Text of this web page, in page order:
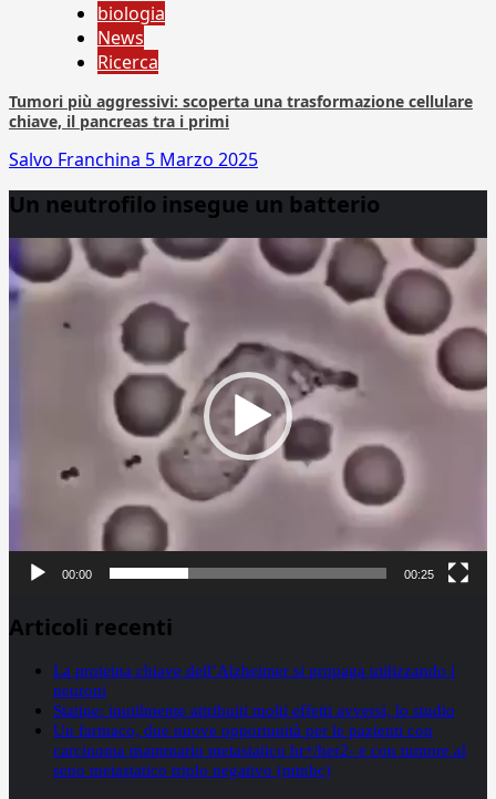
biologia
News
Ricerca
Tumori più aggressivi: scoperta una trasformazione cellulare
chiave, il pancreas tra i primi
Salvo Franchina 5 Marzo 2025
Un neutrofilo insegue un batterio
Player
00:00 00:25
Articoli recenti
La proteina chiave dell’Alzheimer si propaga utilizzando i
neuroni
Statine: inutilmente attribuiti molti effetti avversi, lo studio
Un farmaco, due nuove opportunità per le pazienti con
carcinoma mammario metastatico hr+/her2- e con tumore al
seno metastatico triplo negativo (mtnbc)